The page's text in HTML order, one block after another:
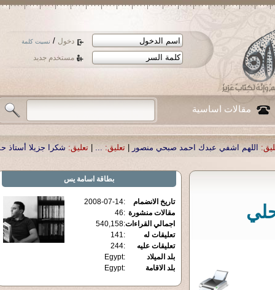
دخول / نسيت كلمة
مستخدم جديد
مقالات اساسية
صبحي منصور| تعليق: ...
|تعليق: شكرا جزيلا أستاذ حمد الحمد .أكرمكم الله .|
بطاقة اسامة يس
تاريخ الانضمام :
2008-07-14
مقالات منشورة :
46
اجمالي القراءات:
540,158
تعليقات له
:
141
تعليقات عليه
:
244
بلد الميلاد
:
Egypt
بلد الاقامة
:
Egypt